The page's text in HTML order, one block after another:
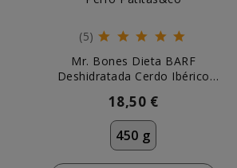
(5)
Mr. Bones Dieta BARF
Deshidratada Cerdo Ibérico
18,50 €
450 g